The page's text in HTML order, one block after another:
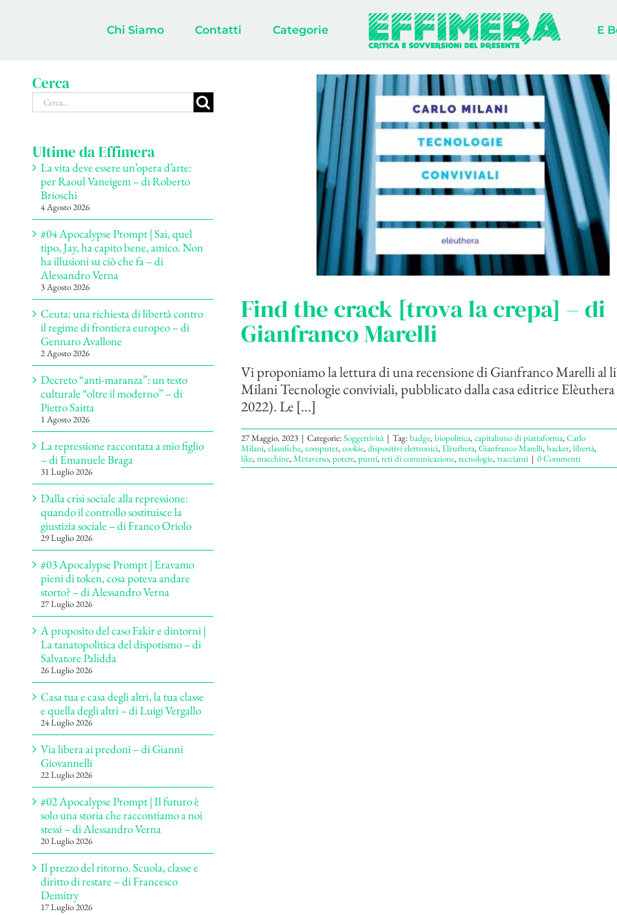
Chi Siamo Contatti Categorie E
Find the crack [trova la crepa] – di
Gianfranco Marelli
Vi proponiamo la lettura di una recensione di Gianfranco Marelli al
Milani Tecnologie conviviali, pubblicato dalla casa editrice
2022). Le [...]
27 Maggio, 2023 | Categorie:Soggettività | Tag:badge,biopolitica,capitalismo di piattaforma,Carlo
Milani,classifiche,computer,cookie,dispositivi elettronici,Elèuthera,Gianfranco Marelli,hacker,libertà,
like,macchine,Metaverso,potere,punti,reti di comunicazione,tecnologie,traccianti | 0 Commenti
Cerca
Cerca
per:
Ultime da Effimera
La vita deve essere un’opera d’arte:
per Raoul Vaneigem – di Roberto
Brioschi
4 Agosto 2026
#04 Apocalypse Prompt | Sai, quel
tipo, Jay, ha capito bene, amico. Non
ha illusioni su ciò che fa – di
Alessandro Verna
3 Agosto 2026
Ceuta: una richiesta di libertà contro
il regime di frontiera europeo – di
Gennaro Avallone
2 Agosto 2026
Decreto “anti-maranza”: un testo
culturale “oltre il moderno” – di
Pietro Saitta
1 Agosto 2026
La repressione raccontata a mio figlio
– di Emanuele Braga
31 Luglio 2026
Dalla crisi sociale alla repressione:
quando il controllo sostituisce la
giustizia sociale – di Franco Oriolo
29 Luglio 2026
#03 Apocalypse Prompt | Eravamo
pieni di token, cosa poteva andare
storto? – di Alessandro Verna
27 Luglio 2026
A proposito del caso Fakir e dintorni |
La tanatopolitica del dispotismo – di
Salvatore Palidda
26 Luglio 2026
Casa tua e casa degli altri, la tua classe
e quella degli altri – di Luigi Vergallo
24 Luglio 2026
Via libera ai predoni – di Gianni
Giovannelli
22 Luglio 2026
#02 Apocalypse Prompt | Il futuro è
solo una storia che raccontiamo a noi
stessi – di Alessandro Verna
20 Luglio 2026
Il prezzo del ritorno. Scuola, classe e
diritto di restare – di Francesco
Demitry
17 Luglio 2026